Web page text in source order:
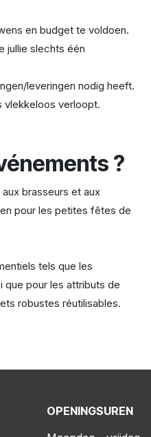
en budget te voldoen.
jullie slechts één
leveringen nodig heeft.
vlekkeloos verloopt.
?
brasseurs et aux
pour les petites fêtes de
tels que les
pour les attributs de
robustes réutilisables.
OPENINGSUREN